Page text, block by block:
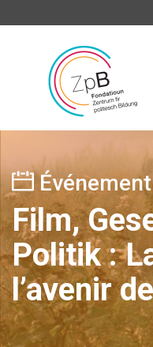
Événement
Film,
Politik :
l’avenir